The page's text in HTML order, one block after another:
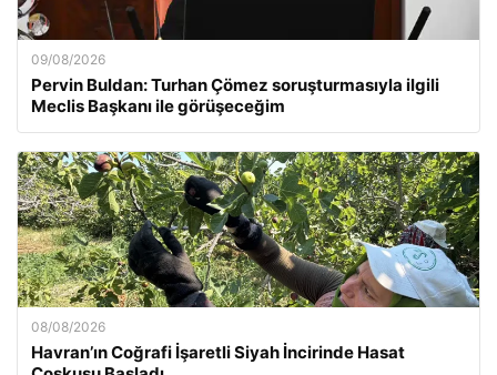
09/08/2026
Pervin Buldan: Turhan Çömez soruşturmasıyla ilgili
Meclis Başkanı ile görüşeceğim
08/08/2026
Havran’ın Coğrafi İşaretli Siyah İncirinde Hasat